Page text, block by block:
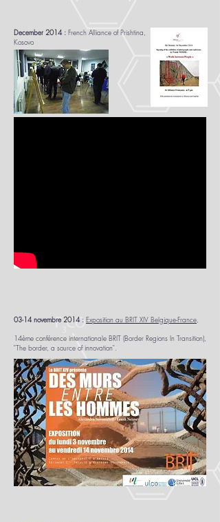
December 2014 : French Alliance of Prishtina,
Kosovo
03-14 novembre 2014 : Exposition au BRIT XIV Belgique-France,
14ème conférence internationale BRIT (Border Regions In Transition),
"The border, a source of innovation".